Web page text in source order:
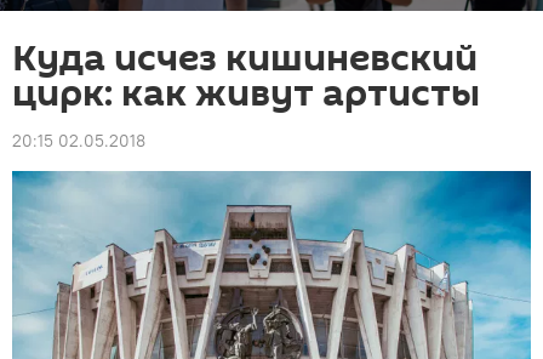
Куда исчез кишиневский
цирк: как живут артисты
20:15 02.05.2018